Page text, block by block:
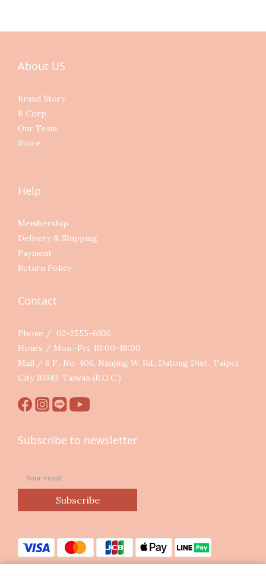
About US
Brand Story
B Corp
Our Team
Store
Help
Membership
Delivery & Shipping
Payment
Return Policy
Contact
Phone / 02-2555-6936
Hours / Mon.-Fri. 10:00-18:00
Mail / 6 F., No. 406, Nanjing W. Rd., Datong Dist., Taipei
City 10343, Taiwan (R.O.C.)
Subscribe to newsletter
Subscribe